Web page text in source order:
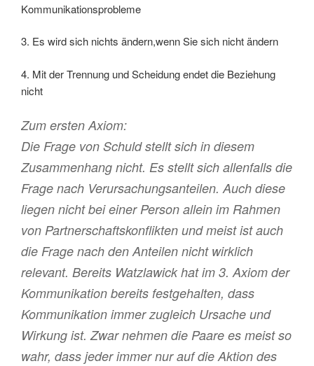
Kommunikationsprobleme
3. Es wird sich nichts ändern,wenn Sie sich nicht ändern
4. Mit der Trennung und Scheidung endet die Beziehung
nicht
Zum ersten Axiom:
Die Frage von Schuld stellt sich in diesem
Zusammenhang nicht. Es stellt sich allenfalls die
Frage nach Verursachungsanteilen. Auch diese
liegen nicht bei einer Person allein im Rahmen
von Partnerschaftskonflikten und meist ist auch
die Frage nach den Anteilen nicht wirklich
relevant. Bereits Watzlawick hat im 3. Axiom der
Kommunikation bereits festgehalten, dass
Kommunikation immer zugleich Ursache und
Wirkung ist. Zwar nehmen die Paare es meist so
wahr, dass jeder immer nur auf die Aktion des